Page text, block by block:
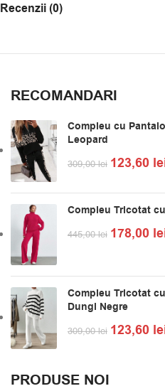
Recenzii (0)
RECOMANDARI
Compleu cu
Leopard
309,00lei 123,60
Compleu Tricotat
445,00lei 178,00
Compleu Tricotat
Dungi Negre
309,00lei 123,60
PRODUSE NOI